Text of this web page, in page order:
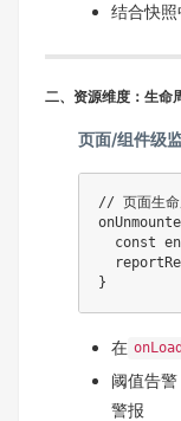
结合快照
二、资源维度：生命
页面/组件级
// 页面生命
const
在 onLoad
阈值告
警报